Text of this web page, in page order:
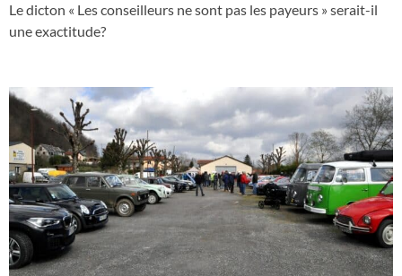
Le dicton « Les conseilleurs ne sont pas les payeurs » serait-il
une exactitude?